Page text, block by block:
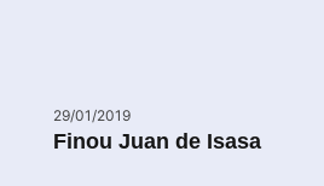
29/01/2019
Finou Juan de Isasa